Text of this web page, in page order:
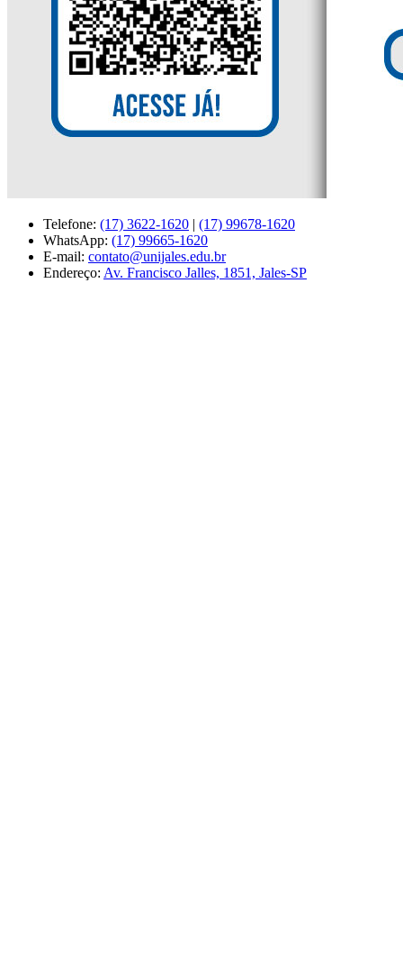
Telefone: (17) 3622-1620 | (17) 99678-1620
WhatsApp: (17) 99665-1620
E-mail: contato@unijales.edu.br
Endereço: Av. Francisco Jalles, 1851, Jales-SP